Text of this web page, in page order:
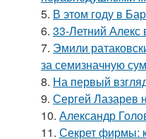
5. В этом году в
6. 33-Летний Алекс
7. Эмили
за семизначную
8. На первый
9. Сергей Лазарев
10. Александр
11. Секрет фирмы: